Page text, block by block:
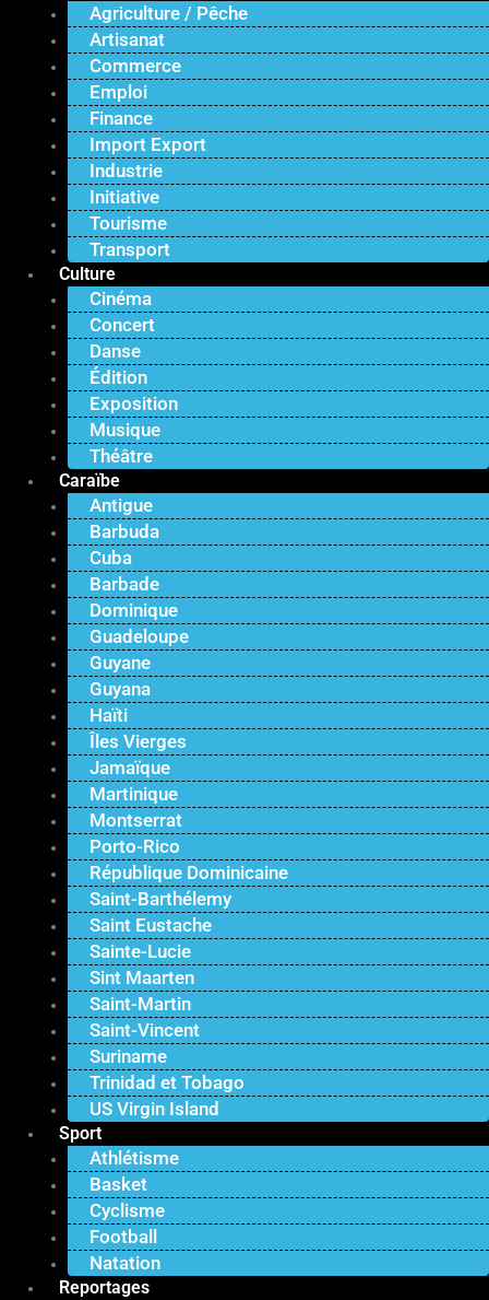
Agriculture / Pêche
Artisanat
Commerce
Emploi
Finance
Import Export
Industrie
Initiative
Tourisme
Transport
Culture
Cinéma
Concert
Danse
Édition
Exposition
Musique
Théâtre
Caraïbe
Antigue
Barbuda
Cuba
Barbade
Dominique
Guadeloupe
Guyane
Guyana
Haïti
Îles Vierges
Jamaïque
Martinique
Montserrat
Porto-Rico
République Dominicaine
Saint-Barthélemy
Saint Eustache
Sainte-Lucie
Sint Maarten
Saint-Martin
Saint-Vincent
Suriname
Trinidad et Tobago
US Virgin Island
Sport
Athlétisme
Basket
Cyclisme
Football
Natation
Reportages